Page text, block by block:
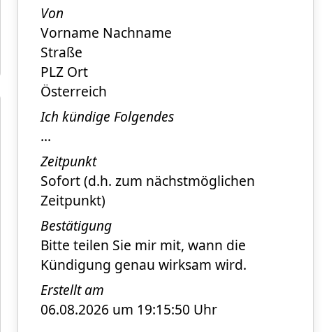
Von
Vorname Nachname
Straße
PLZ Ort
Österreich
Ich kündige Folgendes
...
Zeitpunkt
Sofort (d.h. zum nächstmöglichen
Zeitpunkt)
Bestätigung
Bitte teilen Sie mir mit, wann die
Kündigung genau wirksam wird.
Erstellt am
06.08.2026 um 19:15:50 Uhr